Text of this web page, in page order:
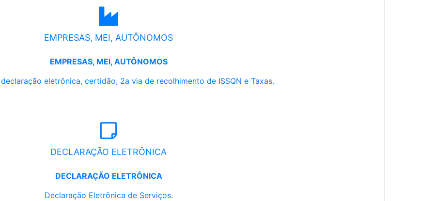
EMPRESAS, MEI, AUTÔNOMOS
EMPRESAS, MEI, AUTÔNOMOS
eletrônica, certidão, 2a via de recolhimento de ISSQN e Taxas.
DECLARAÇÃO ELETRÔNICA
DECLARAÇÃO ELETRÔNICA
Declaração Eletrônica de Serviços.